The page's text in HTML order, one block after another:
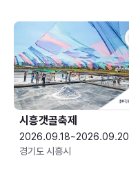
시흥갯골축제
2026.09.18~2026.09.20
경기도 시흥시